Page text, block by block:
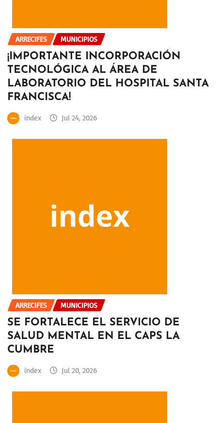
ARRECIFES MUNICIPIOS
¡IMPORTANTE INCORPORACIÓN
TECNOLÓGICA AL ÁREA DE
LABORATORIO DEL HOSPITAL SANTA
FRANCISCA!
index Jul 24, 2026
ARRECIFES MUNICIPIOS
SE FORTALECE EL SERVICIO DE
SALUD MENTAL EN EL CAPS LA
CUMBRE
index Jul 20, 2026